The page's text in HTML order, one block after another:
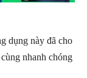
dụng này đã cho
nhanh chóng